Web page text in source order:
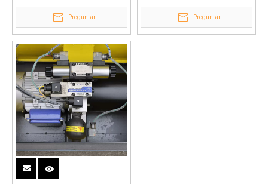
fusión a tope de primera
calidad WP315Q
Preguntar
soldadura por fusión a tope
para tuberías de gas WP315Q
Preguntar